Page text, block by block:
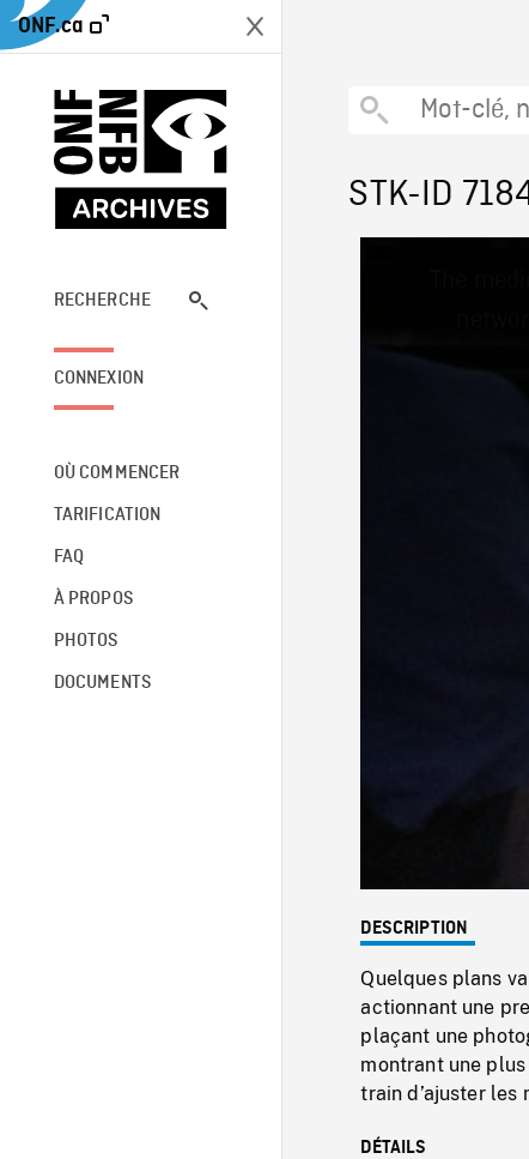
ONF.ca
RECHERCHE
CONNEXION
OÙ COMMENCER
TARIFICATION
FAQ
À PROPOS
PHOTOS
DOCUMENTS
STK-ID
DESCRIPTION
Quelques plans
actionnant une
plaçant une
montrant une
train d’ajuster les
DÉTAILS